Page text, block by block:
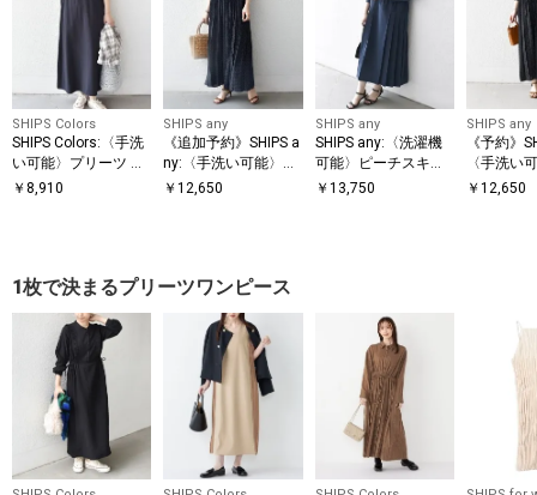
SHIPS Colors
SHIPS Colors:〈手洗
い可能〉プリーツ デ
ザイン シャツ ワンピ
￥ 8,910
SHIPS any
《追加予約》SHIPS a
ny:〈手洗い可能〉ド
ット バンドカラー フ
￥12,650
SHIPS any
SHIPS any:〈洗濯機
可能〉ピーチスキン
サイド プリーツ バン
￥ 13,750
SHIPS any
《予約》
〈手洗い
ト バンド
￥12,650
1枚で決まるプリーツワンピース